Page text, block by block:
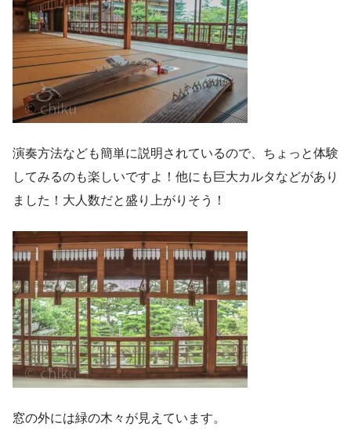
演奏方法なども簡単に説明されているので、ちょっと体験
してみるのも楽しいですよ！他にも巨大カルタなどがあり
ました！大人数だと盛り上がりそう！
窓の外には緑の木々が見えています。